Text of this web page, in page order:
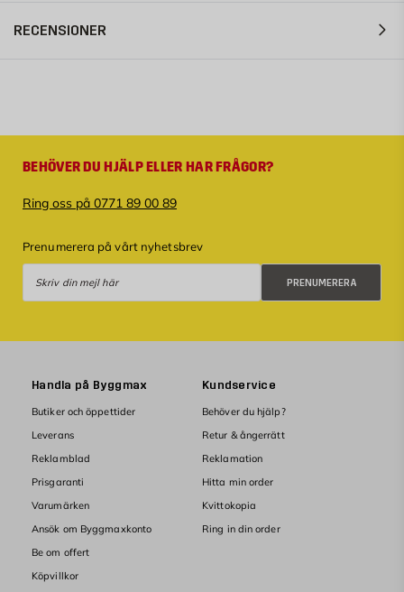
RECENSIONER
BEHÖVER DU HJÄLP ELLER HAR FRÅGOR?
Ring oss på 0771 89 00 89
Prenumerera på vårt nyhetsbrev
PRENUMERERA
Handla på Byggmax
Butiker och öppettider
Leverans
Reklamblad
Prisgaranti
Varumärken
Ansök om Byggmaxkonto
Be om offert
Köpvillkor
Kundservice
Behöver du hjälp?
Retur & ångerrätt
Reklamation
Hitta min order
Kvittokopia
Ring in din order